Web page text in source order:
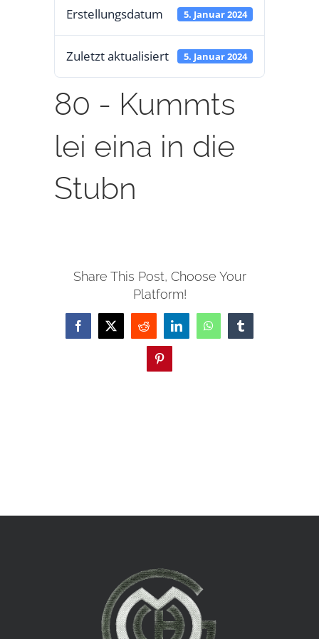
Erstellungsdatum 5. Januar 2024
Zuletzt aktualisiert 5. Januar 2024
80 - Kummts
lei eina in die
Stubn
Share This Post, Choose Your
Platform!
FacebookTwitterReddit LinkedInWhatsAppTumblr
Pinterest